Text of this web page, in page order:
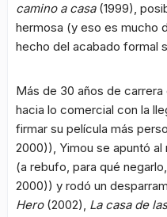
camino a casa(1999),
hermosa (y eso es mucho
hecho del acabado formal
Más de 30 años de
hacia lo comercial con la
firmar su película más
2000)), Yimou se apuntó al
(a rebufo, para qué
2000)) y rodó un
Hero(2002), La casa de